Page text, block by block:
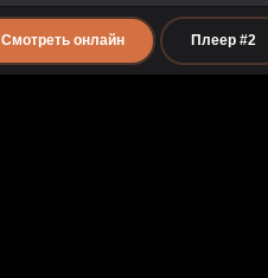
Смотреть онлайн Плеер #2